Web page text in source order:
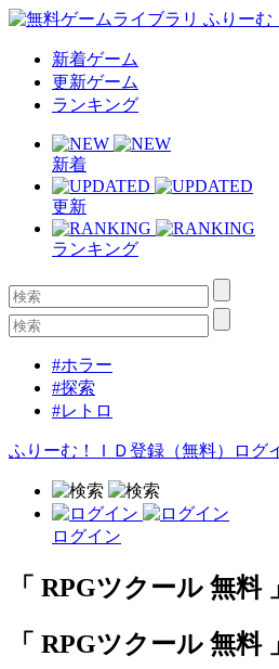
新着ゲーム
更新ゲーム
ランキング
新着
更新
ランキング
#ホラー
#探索
#レトロ
ふりーむ！ＩＤ登録（無料） ログ
ログイン
「 RPGツクール 無料
「 RPGツクール 無料